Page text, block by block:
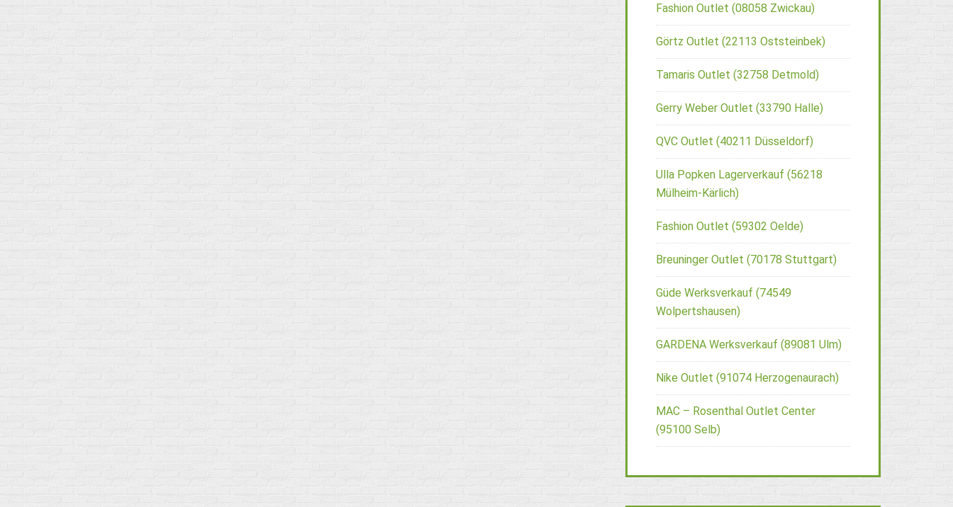
Fashion Outlet (08058 Zwickau)
Görtz Outlet (22113 Oststeinbek)
Tamaris Outlet (32758 Detmold)
Gerry Weber Outlet (33790 Halle)
QVC Outlet (40211 Düsseldorf)
Ulla Popken Lagerverkauf (56218
Mülheim-Kärlich)
Fashion Outlet (59302 Oelde)
Breuninger Outlet (70178 Stuttgart)
Güde Werksverkauf (74549
Wolpertshausen)
GARDENA Werksverkauf (89081 Ulm)
Nike Outlet (91074 Herzogenaurach)
MAC – Rosenthal Outlet Center
(95100 Selb)